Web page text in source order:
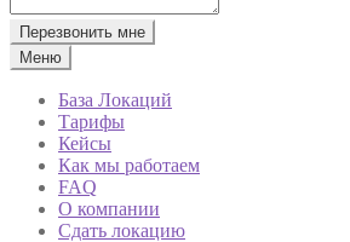
Перезвонить мне
Меню
База Локаций
Тарифы
Кейсы
Как мы работаем
FAQ
О компании
Сдать локацию